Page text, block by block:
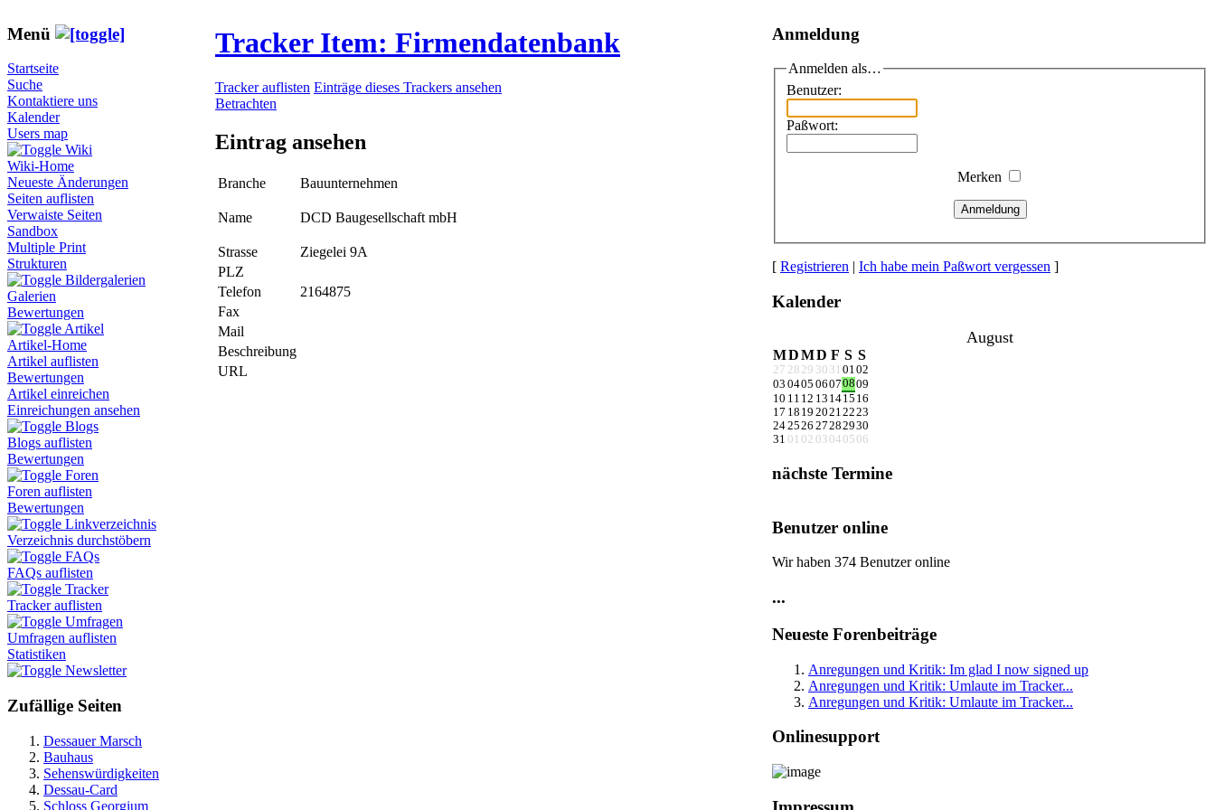
Menü
Startseite
Suche
Kontaktiere uns
Kalender
Users map
Wiki
Wiki-Home
Neueste Änderungen
Seiten auflisten
Verwaiste Seiten
Sandbox
Multiple Print
Strukturen
Bildergalerien
Galerien
Bewertungen
Artikel
Artikel-Home
Artikel auflisten
Bewertungen
Artikel einreichen
Einreichungen ansehen
Blogs
Blogs auflisten
Bewertungen
Foren
Foren auflisten
Bewertungen
Linkverzeichnis
Verzeichnis durchstöbern
FAQs
FAQs auflisten
Tracker
Tracker auflisten
Umfragen
Umfragen auflisten
Statistiken
Newsletter
Zufällige Seiten
Dessauer Marsch
Bauhaus
Sehenswürdigkeiten
Dessau-Card
Schloss Georgium
Tracker Item: Firmendatenbank
Tracker auflisten Einträge dieses Trackers ansehen
Betrachten
Eintrag ansehen
Branche Bauunternehmen
Name DCD Baugesellschaft mbH
Strasse
Ziegelei 9A
PLZ
Telefon
2164875
Fax
Mail
Beschreibung
URL
Anmeldung
Anmelden als…
Benutzer:
Paßwort:
Merken
Anmeldung
[ Registrieren | Ich habe mein Paßwort vergessen ]
Kalender
August
MDMD F S S
27 28 29 30 31 0102
03 0405 06070809
10 11 12 13 1415 16
17 18 19 20212223
242526 27282930
31 01 02 03 04 05 06
nächste Termine
Benutzer online
Wir haben 374 Benutzer online
...
Neueste Forenbeiträge
Anregungen und Kritik: Im glad I now signed up
Anregungen und Kritik: Umlaute im Tracker...
Anregungen und Kritik: Umlaute im Tracker...
Onlinesupport